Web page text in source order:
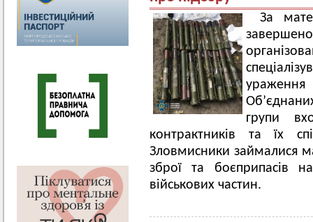
За
групи
контрактників та їх
Зловмисники займалися
зброї та боєприпасів
військових частин.